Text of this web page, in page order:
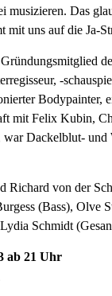
musizieren. Das
uns auf die Ja-
-
Bodypainter,
mit Felix Kubin,
Dackelblut- und
Richard von der
(Bass), Olve
Schmidt
ab 21 Uhr